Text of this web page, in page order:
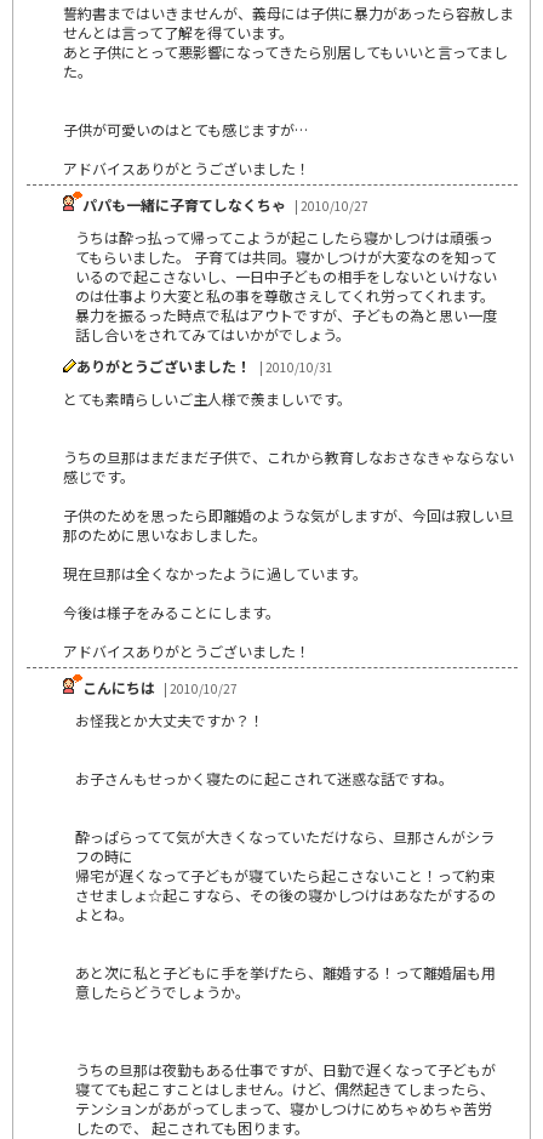
誓約書まではいきませんが、義母には子供に暴力があったら容赦しま
せんとは言って了解を得ています。
あと子供にとって悪影響になってきたら別居してもいいと言ってまし
た。
子供が可愛いのはとても感じますが…
アドバイスありがとうございました！
パパも一緒に子育てしなくちゃ | 2010/10/27
うちは酔っ払って帰ってこようが起こしたら寝かしつけは頑張っ
てもらいました。 子育ては共同。寝かしつけが大変なのを知って
いるので起こさないし、一日中子どもの相手をしないといけない
のは仕事より大変と私の事を尊敬さえしてくれ労ってくれます。
暴力を振るった時点で私はアウトですが、子どもの為と思い一度
話し合いをされてみてはいかがでしょう。
ありがとうございました！
| 2010/10/31
とても素晴らしいご主人様で羨ましいです。
うちの旦那はまだまだ子供で、これから教育しなおさなきゃならない
感じです。
子供のためを思ったら即離婚のような気がしますが、今回は寂しい旦
那のために思いなおしました。
現在旦那は全くなかったように過しています。
今後は様子をみることにします。
アドバイスありがとうございました！
こんにちは | 2010/10/27
お怪我とか大丈夫ですか？！
お子さんもせっかく寝たのに起こされて迷惑な話ですね。
酔っぱらってて気が大きくなっていただけなら、旦那さんがシラ
フの時に
帰宅が遅くなって子どもが寝ていたら起こさないこと！って約束
させましょ☆起こすなら、その後の寝かしつけはあなたがするの
よとね。
あと次に私と子どもに手を挙げたら、離婚する！って離婚届も用
意したらどうでしょうか。
うちの旦那は夜勤もある仕事ですが、日勤で遅くなって子どもが
寝てても起こすことはしません。けど、偶然起きてしまったら、
テンションがあがってしまって、寝かしつけにめちゃめちゃ苦労
したので、 起こされても困ります。